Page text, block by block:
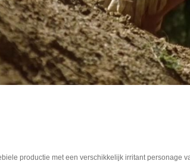
productie met een verschikkelijk irritant personage